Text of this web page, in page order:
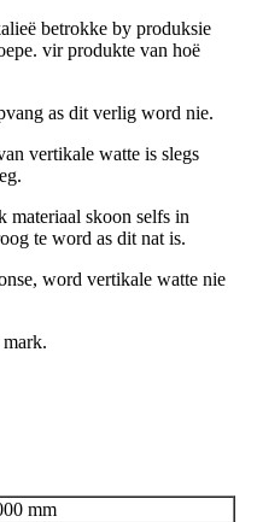
betrokke by produksie
vir produkte van hoë
as dit verlig word nie.
vertikale watte is slegs
materiaal skoon selfs in
te word as dit nat is.
word vertikale watte nie
mm